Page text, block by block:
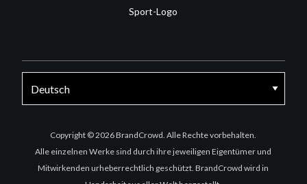
Sport-Logo
Copyright © 2026 BrandCrowd. Alle Rechte vorbehalten.
Alle einzelnen Werke sind durch ihre jeweiligen Eigentümer und
Mitwirkenden urheberrechtlich geschützt. BrandCrowd wird in